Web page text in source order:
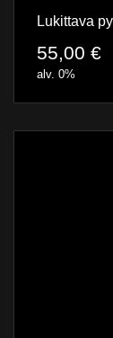
Lukittava
55,00 €
alv. 0%